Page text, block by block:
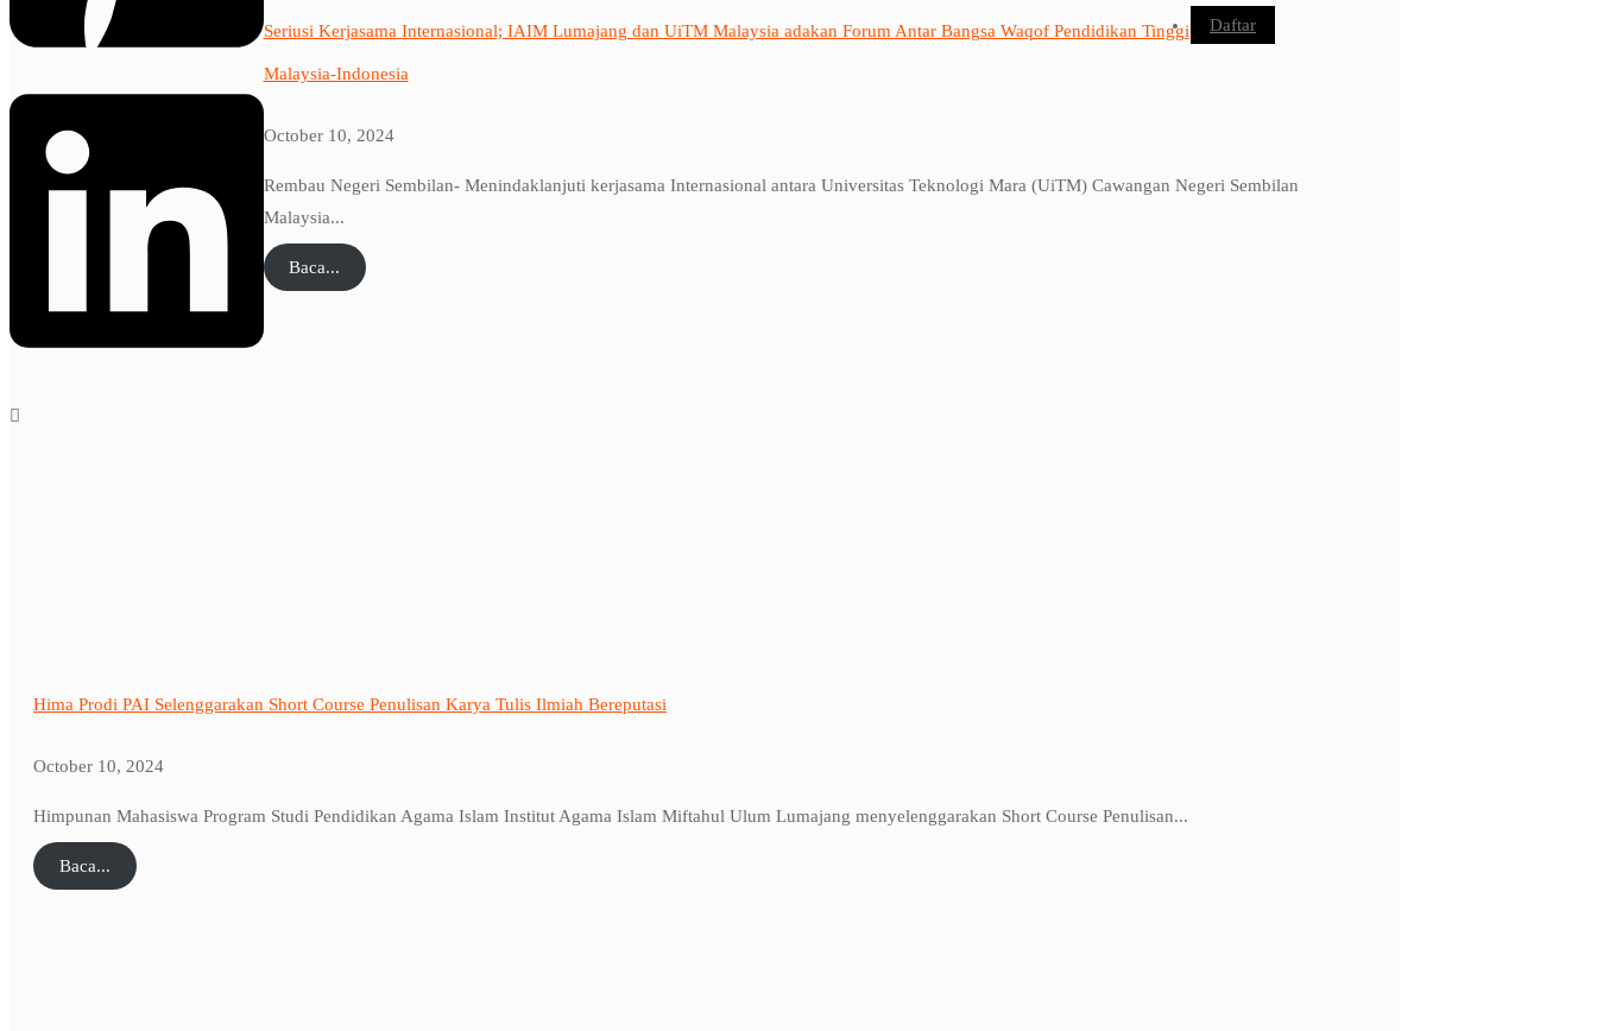
Daftar
Seriusi Kerjasama Internasional; IAIM Lumajang dan UiTM Malaysia adakan Forum Antar Bangsa Waqof Pendidikan Tinggi
Malaysia-Indonesia
October 10, 2024
Rembau Negeri Sembilan- Menindaklanjuti kerjasama Internasional antara Universitas Teknologi Mara (UiTM) Cawangan Negeri Sembilan
Malaysia...
Baca...
Hima Prodi PAI Selenggarakan Short Course Penulisan Karya Tulis Ilmiah Bereputasi
October 10, 2024
Himpunan Mahasiswa Program Studi Pendidikan Agama Islam Institut Agama Islam Miftahul Ulum Lumajang menyelenggarakan Short Course Penulisan...
Baca...